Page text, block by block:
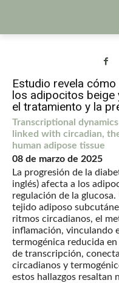
Estudio revela
los adipocitos beige
el tratamiento y la
Transcriptional
linked with circadian,
human adipose tissue
08 de marzo de 2025
La progresión de la
inglés) afecta a los
regulación de la
tejido adiposo
ritmos circadianos, el
inflamación, vinculando
termogénica reducida
de transcripción,
circadianos y
estos hallazgos resaltan